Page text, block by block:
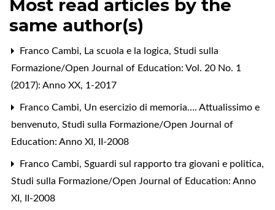
Most read articles by the
same author(s)
Franco Cambi, La scuola e la logica, Studi sulla
Formazione/Open Journal of Education: Vol. 20 No. 1
(2017): Anno XX, 1-2017
Franco Cambi, Un esercizio di memoria…. Attualissimo e
benvenuto, Studi sulla Formazione/Open Journal of
Education: Anno XI, II-2008
Franco Cambi, Sguardi sul rapporto tra giovani e politica,
Studi sulla Formazione/Open Journal of Education: Anno
XI, II-2008